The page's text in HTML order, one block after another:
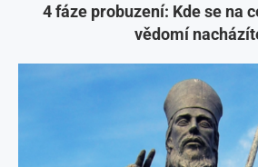
4 fáze probuzení: Kde se na
vědomí